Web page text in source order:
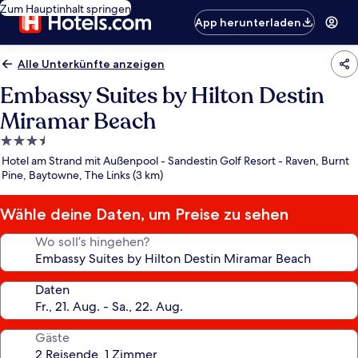
Zum Hauptinhalt springen
App herunterladen
Alle Unterkünfte anzeigen
Embassy Suites by Hilton Destin
Miramar Beach
3.5-
Sterne-
Unterkunft
Hotel am Strand mit Außenpool - Sandestin Golf Resort - Raven, Burnt
Pine, Baytowne, The Links (3 km)
Wähle deine Daten, um Preise zu sehen
Wo soll’s hingehen?
Daten
Gäste